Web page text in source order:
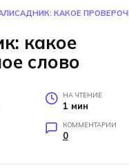
КАКОЕ
какое
слово
НА ЧТЕНИЕ
1 мин
КОММЕНТАРИИ
0